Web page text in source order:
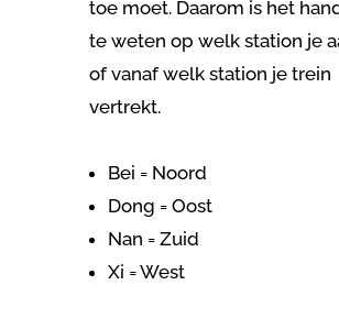
toe moet. Daarom is het
te weten op welk station je
of vanaf welk station je trein
vertrekt.
Bei = Noord
Dong = Oost
Nan = Zuid
Xi = West